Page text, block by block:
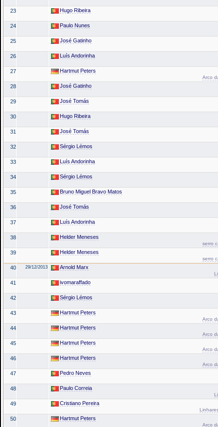
23 Hugo Ribeira
24 Paulo Nunes
25 José Gatinho
26 Luís Andorinha
27 Hartmut Peters
Arco
28 José Gatinho
29 José Tomás
30 Hugo Ribeira
31 José Tomás
32 Sérgio Lémos
33 Luís Andorinha
34 Sérgio Lémos
35 Bruno Miguel Bravo Matos
36 José Tomás
37 Luís Andorinha
38 Helder Meneses
serro
39 Helder Meneses
serro
40 29/12/2013 Arnold Marx
41 ivomaraffado
42 Sérgio Lémos
43 Hartmut Peters
Arco
44 Hartmut Peters
Arco
45 Hartmut Peters
Arco
46 Hartmut Peters
Arco
47 Pedro Neves
48 Paulo Correia
49 Cristiano Pereira
50 Hartmut Peters
Arco